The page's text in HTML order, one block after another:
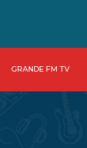
GRANDE FM TV